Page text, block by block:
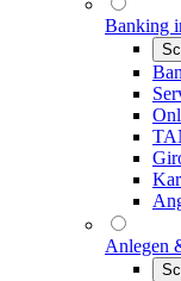
Banking
Anlegen